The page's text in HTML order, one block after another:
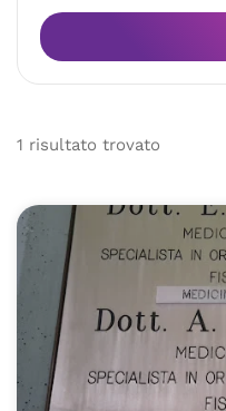
1 risultato trovato